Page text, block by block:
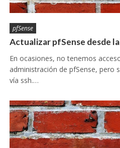
pfSense
Actualizar pfSense desde
En ocasiones, no tenemos
administración de pfSense, pero
vía ssh.…